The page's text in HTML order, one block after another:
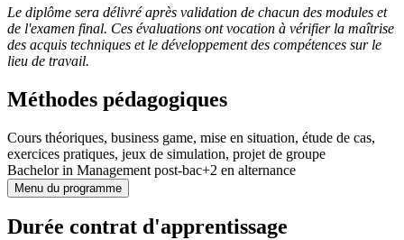
Le diplôme sera délivré après validation de chacun des modules et
de l'examen final. Ces évaluations ont vocation à vérifier la maîtrise
des acquis techniques et le développement des compétences sur le
lieu de travail.
Méthodes pédagogiques
Cours théoriques, business game, mise en situation, étude de cas,
exercices pratiques, jeux de simulation, projet de groupe
Bachelor in Management post-bac+2 en alternance
Menu du programme
Durée contrat d'apprentissage